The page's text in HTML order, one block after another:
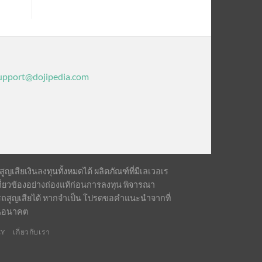
เสียเงินลงทุนทั้งหมดได้ ผลิตภัณฑ์ที่มีเลเวอเร
วข้องอย่างถ่องแท้ก่อนการลงทุน พิจารณา
ญเสียได้ หากจำเป็น โปรดขอคำแนะนำจากที่
อนาคต
เกี่ยวกับเรา